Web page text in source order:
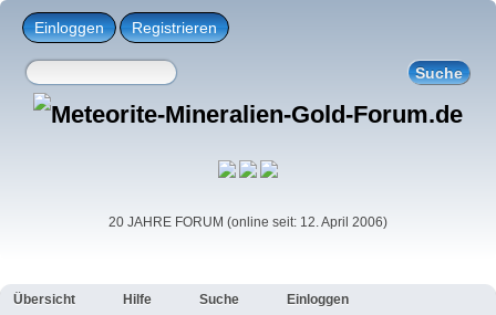
Einloggen Registrieren
20 JAHRE FORUM (online seit: 12. April 2006)
Übersicht Hilfe Suche Einloggen